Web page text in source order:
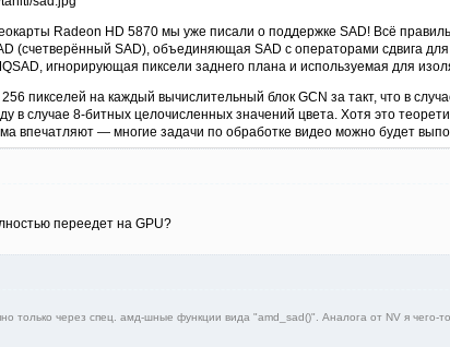
Radeon HD 5870 мы уже писали о поддержке SAD! Всё
(счетверённый SAD), объединяющая SAD с операторами сдвига
игнорирующая пиксели заднего плана и используемая для
пикселей на каждый вычислительный блок GCN за такт, что в
в случае 8-битных целочисленных значений цвета. Хотя это
впечатляют — многие задачи по обработке видео можно будет
переедет на GPU?
только через спец. амд-шные функции вида "amd_sad()". Аналога от NV я чего-